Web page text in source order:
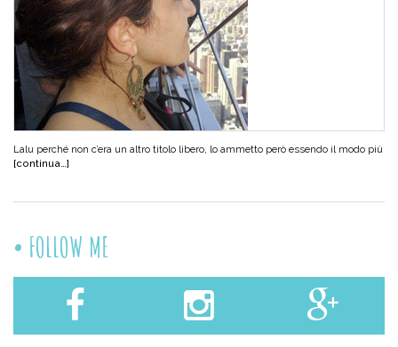
Lalu perché non c’era un altro titolo libero, lo ammetto però essendo il modo più
[continua…]
FOLLOW ME